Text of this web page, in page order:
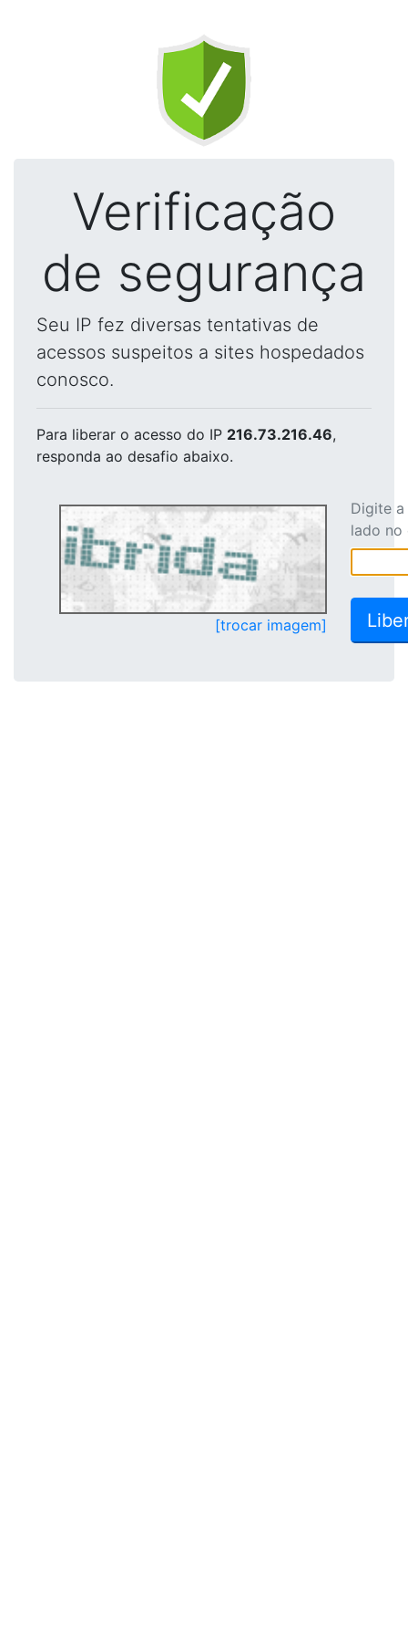
Verificação
de segurança
Seu IP fez diversas tentativas de
acessos suspeitos a sites hospedados
conosco.
Para liberar o acesso do IP 216.73.216.46,
responda ao desafio abaixo.
[trocar imagem]
Digite
lado no